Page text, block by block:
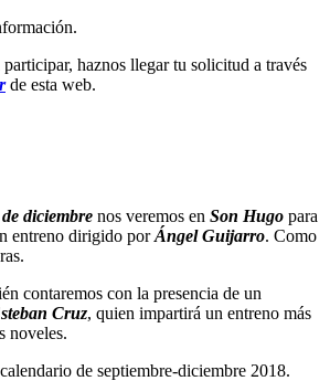
participar, haznos llegar tu solicitud a través
de esta web.
de diciembre nos veremos en Son Hugo para
entreno dirigido porÁngel Guijarro. Como
contaremos con la presencia de un
Cruz, quien impartirá un entreno más
noveles.
de septiembre-diciembre 2018.